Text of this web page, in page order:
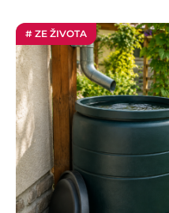
# ZE ŽIVOTA